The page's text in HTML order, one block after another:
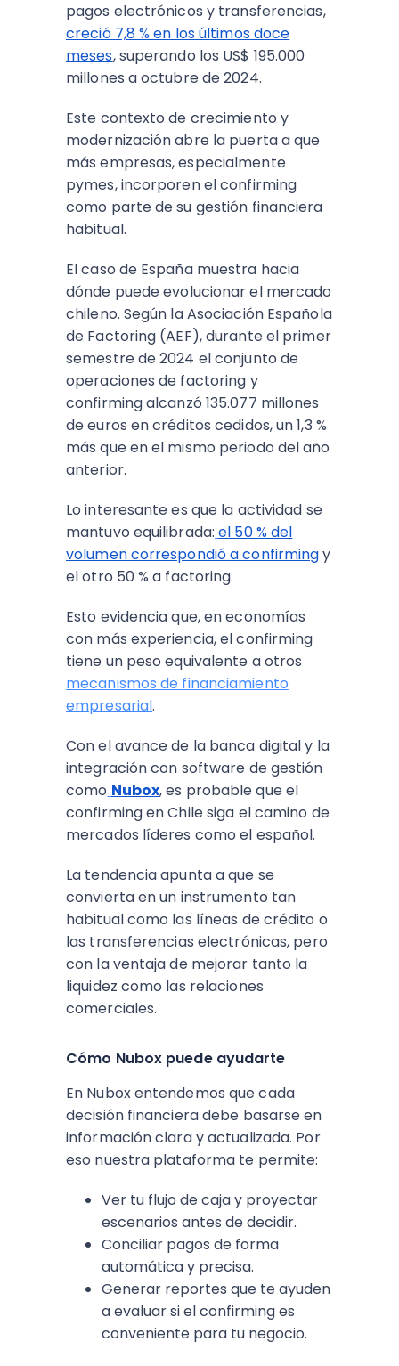
pagos electrónicos y transferencias,
creció 7,8 % en los últimos doce
meses, superando los US$ 195.000
millones a octubre de 2024.
Este contexto de crecimiento y
modernización abre la puerta a que
más empresas, especialmente
pymes, incorporen el confirming
como parte de su gestión financiera
habitual.
El caso de España muestra hacia
dónde puede evolucionar el mercado
chileno. Según la Asociación Española
de Factoring (AEF), durante el primer
semestre de 2024 el conjunto de
operaciones de factoring y
confirming alcanzó 135.077 millones
de euros en créditos cedidos, un 1,3 %
más que en el mismo periodo del año
anterior.
Lo interesante es que la actividad se
mantuvo equilibrada: el 50 % del
volumen correspondió a confirmingy
el otro 50 % a factoring.
Esto evidencia que, en economías
con más experiencia, el confirming
tiene un peso equivalente a otros
mecanismos de financiamiento
empresarial.
Con el avance de la banca digital y la
integración con software de gestión
como Nubox, es probable que el
confirming en Chile siga el camino de
mercados líderes como el español.
La tendencia apunta a que se
convierta en un instrumento tan
habitual como las líneas de crédito o
las transferencias electrónicas, pero
con la ventaja de mejorar tanto la
liquidez como las relaciones
comerciales.
Cómo Nubox puede ayudarte
En Nubox entendemos que cada
decisión financiera debe basarse en
información clara y actualizada. Por
eso nuestra plataforma te permite:
Ver tu flujo de caja y proyectar
escenarios antes de decidir.
Conciliar pagos de forma
automática y precisa.
Generar reportes que te ayuden
a evaluar si el confirming es
conveniente para tu negocio.